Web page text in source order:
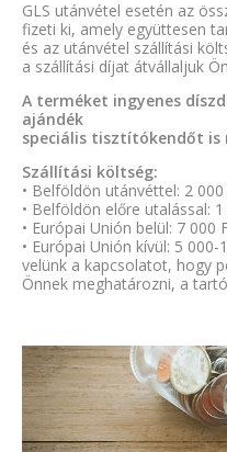
GLS utánvétel esetén az
fizeti ki, amely együttesen
és az utánvétel szállítási
a szállítási díjat átvállaljuk
A terméket ingyenes
ajándék
speciális tisztítókendőt is
Szállítási költség:
• Belföldön utánvéttel: 2
• Belföldön előre utalással:
• Európai Unión belül: 7 000
• Európai Unión kívül: 5
velünk a kapcsolatot, hogy
Önnek meghatározni, a